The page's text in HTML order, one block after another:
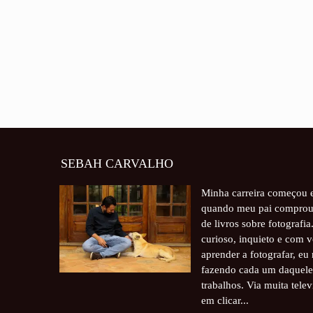
SEBAH CARVALHO
Minha carreira começou
quando meu pai
de livros sobre
curioso, inquieto e com
aprender a fotografar, eu
fazendo cada um
trabalhos. Via muita
em clicar...